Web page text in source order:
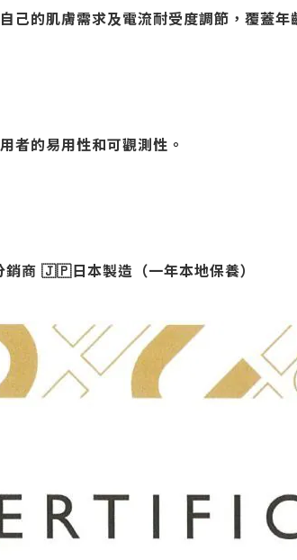
的肌膚需求及電流耐受度調節，覆蓋年
者的易用性和可觀測性。
銷商 🇯🇵日本製造（一年本地保養）